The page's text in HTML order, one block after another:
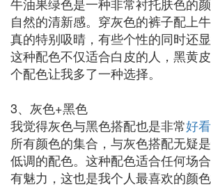
自然的清新感。穿灰色的裤子配上
真的特别吸晴，有些个性的同时还显
这种配色不仅适合白皮的人，黑黄
个配色让我多了一种选择。
3、灰色+黑色
我觉得灰色与黑色搭配也是非常好看
所有颜色的集合，与灰色搭配无疑
低调的配色。这种配色适合任何场
有魅力，这也是我个人最喜欢的颜色